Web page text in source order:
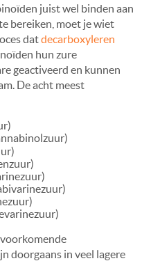
juist wel binden aan
bereiken, moet je wiet
datdecarboxyleren
hun zure
geactiveerd en kunnen
De acht meest
doorgaans in veel lagere